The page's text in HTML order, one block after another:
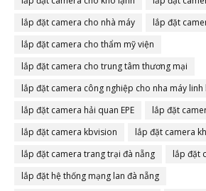
lắp đặt camera cho nhà máy
lắp đặt
lắp đặt camera cho thẩm mỹ viện
lắp đặt camera cho trung tâm thương mại
lắp đặt camera công nghiệp cho nha máy linh
lắp đặt camera hải quan EPE
lắp đặt
lắp đặt camera kbvision
lắp đặt camera
lắp đặt camera trang trại đà nẵng
lắp đặt
lắp đặt hệ thống mạng lan đà nẵng